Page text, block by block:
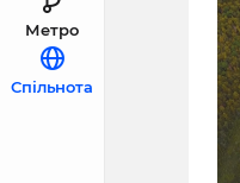
Метро
Спільнота